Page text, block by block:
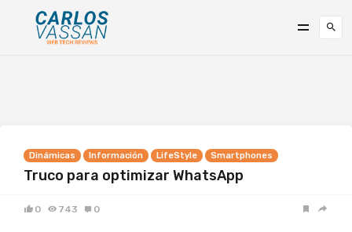
Dinámicas Información LifeStyle Smartphones
Truco para optimizar WhatsApp
0 743 0